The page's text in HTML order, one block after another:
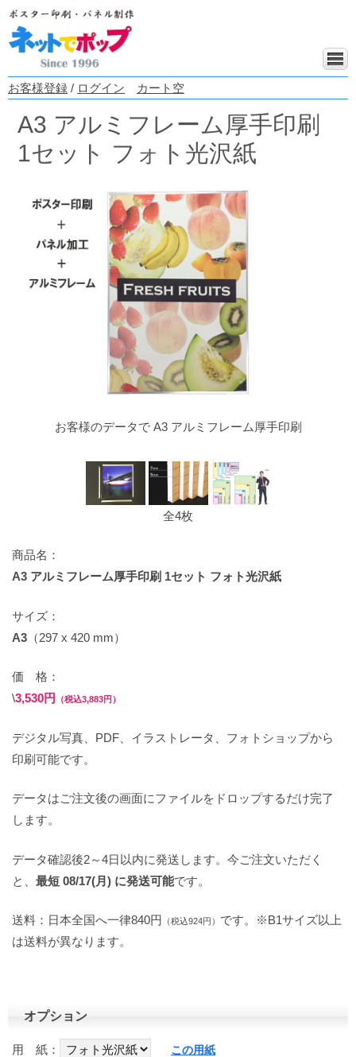
お客様登録 / ログイン カート空
A3 アルミフレーム厚手印刷
1セット フォト光沢紙
お客様のデータで A3 アルミフレーム厚手印刷
全4枚
商品名：
A3 アルミフレーム厚手印刷 1セット フォト光沢紙
サイズ：
A3 （297 x 420 mm）
価 格：
\3,530円 （税込3,883円）
デジタル写真、PDF、イラストレータ、フォトショップから
印刷可能です。
データはご注文後の画面にファイルをドロップするだけ完了
します。
データ確認後2～4日以内に発送します。今ご注文いただく
と、 最短 08/17(月) に発送可能です。
送料：日本全国へ一律840円 （税込924円） です。※B1サイズ以上
は送料が異なります。
オプション
用 紙： この用紙